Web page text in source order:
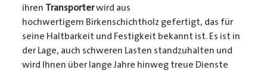
ihren Transporterwird aus
hochwertigem Birkenschichtholz gefertigt, das für
seine Haltbarkeit und Festigkeit bekannt ist. Es ist in
der Lage, auch schweren Lasten standzuhalten und
wird Ihnen über lange Jahre hinweg treue Dienste